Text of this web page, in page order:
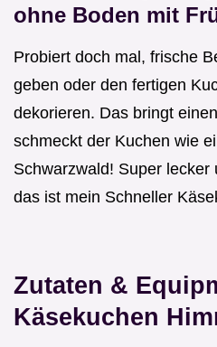
ohne Boden mit
Probiert doch mal, frische
geben oder den fertigen
dekorieren. Das bringt
schmeckt der Kuchen wie
Schwarzwald! Super lecker
das ist mein Schneller
Zutaten &
Käsekuchen